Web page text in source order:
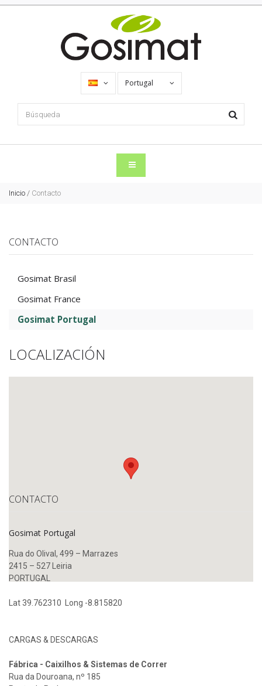
Portugal
Inicio / Contacto
CONTACTO
Gosimat Brasil
Gosimat France
Gosimat Portugal
LOCALIZACIÓN
CONTACTO
Gosimat Portugal
Rua do Olival, 499 – Marrazes
2415 – 527 Leiria
PORTUGAL
Lat 39.762310 Long -8.815820
CARGAS & DESCARGAS
Fábrica - Caixilhos & Sistemas de Correr
Rua da Douroana, nº 185